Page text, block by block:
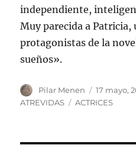
independiente,
Muy parecida a Patricia,
protagonistas de la
sueños».
Autor
Pilar Menen
Publicado
el
17 mayo,
ATREVIDAS
Etiquetas
ACTRICES